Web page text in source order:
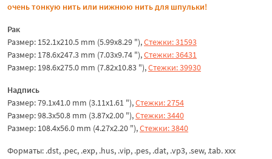
очень тонкую нить или нижнюю нить для шпульки!
Рак
Размер: 152.1x210.5 mm (5.99x8.29 "),Стежки: 31593
Размер: 178.6x247.3 mm (7.03x9.74 "),Стежки: 36431
Размер: 198.6x275.0 mm (7.82x10.83 "),Стежки: 39930
Надпись
Размер: 79.1x41.0 mm (3.11x1.61 "),Стежки: 2754
Размер: 98.3x50.8 mm (3.87x2.00 "),Стежки: 3440
Размер: 108.4x56.0 mm (4.27x2.20 "),Стежки: 3840
Форматы: .dst, .pec, .exp, .hus, .vip, .pes, .dat, .vp3, .sew, .tab. xxx